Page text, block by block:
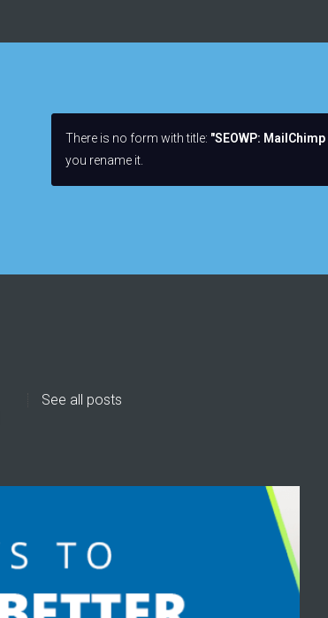
There is no form with title: "SEOWP:
you rename it.
See all posts